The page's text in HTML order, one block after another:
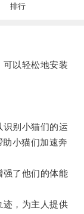
排行
以轻松地安装
别小猫们的运
小猫们加速奔
了他们的体能
，为主人提供